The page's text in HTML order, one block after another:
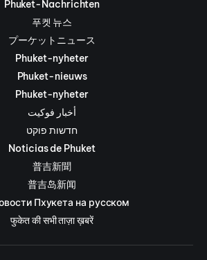
Phuket-Nachrichten
푸켓 뉴스
プーケットニュース
Phuket-nyheter
Phuket-nieuws
Phuket-nyheter
أخبار فوكيت
חדשות פוקט
Noticias de Phuket
普吉新聞
普吉岛新闻
Пхукета на русском
फुकेत की सभी ताज़ा ख़बरें